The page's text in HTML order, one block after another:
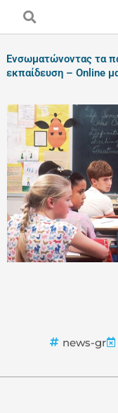
Ενσωματώνοντας τα
εκπαίδευση – Online
news-gr